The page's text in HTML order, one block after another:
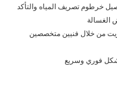
خرطوم تصريف المياه والتأكد
الغسالة
من خلال فنيين متخصصين
فوري وسريع